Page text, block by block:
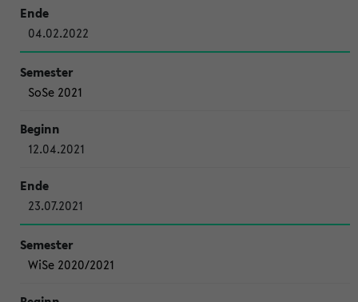
04.02.2022
SoSe 2021
12.04.2021
23.07.2021
WiSe 2020/2021